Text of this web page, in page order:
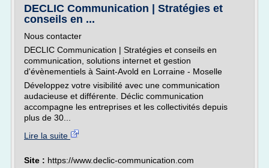
DECLIC Communication | Stratégies et
conseils en ...
Nous contacter
DECLIC Communication | Stratégies et conseils en
communication, solutions internet et gestion
d'évènementiels à Saint-Avold en Lorraine - Moselle
Développez votre visibilité avec une communication
audacieuse et différente. Déclic communication
accompagne les entreprises et les collectivités depuis
plus de 30...
Lire la suite
Site : https://www.declic-communication.com